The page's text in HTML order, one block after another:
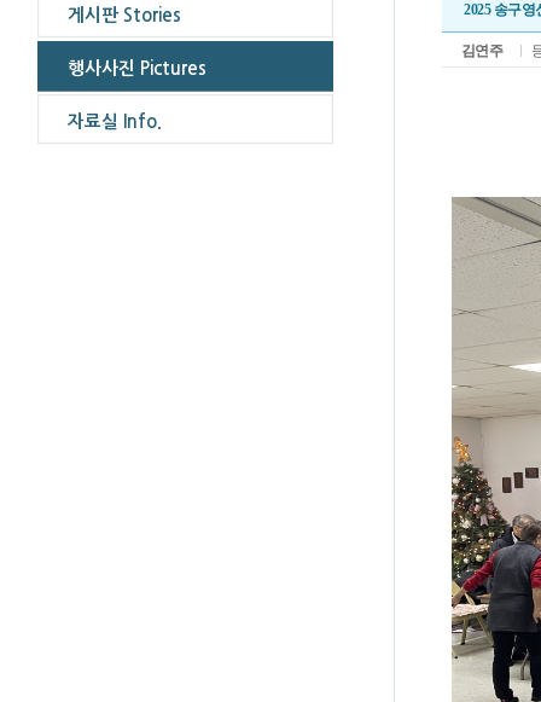
2025 송구영
김연주